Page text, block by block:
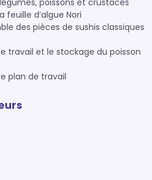
poissons et crustacés
feuille d’algue Nori
des pièces de sushis classiques
travail et le stockage du poisson
plan de travail